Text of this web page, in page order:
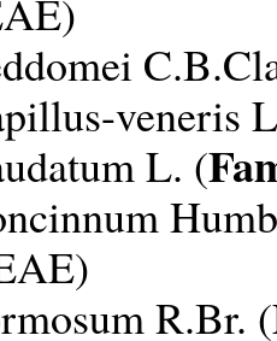
)
veneris
L. (
)
R.Br. (